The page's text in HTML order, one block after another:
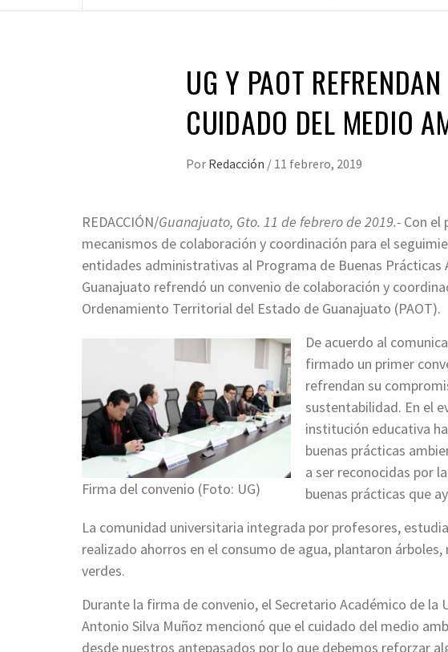
UG Y PAOT
CUIDADO DEL MEDIO
Por Redacción / 11 febrero, 2019
REDACCIÓN/Guanajuato, Gto. 11 de febrero de 2019.- Con el
mecanismos de colaboración y coordinación para el
entidades administrativas al Programa de Buenas Prácticas
Guanajuato refrendó un convenio de colaboración y
Ordenamiento Territorial del Estado de Guanajuato (PAOT).
Firma del convenio (Foto: UG)
De acuerdo al
firmado un primer
refrendan su
sustentabilidad. En el
institución educativa
buenas prácticas
a ser reconocidas por
buenas prácticas que
La comunidad universitaria integrada por profesores,
realizado ahorros en el consumo de agua, plantaron
verdes.
Durante la firma de convenio, el Secretario Académico de la
Antonio Silva Muñoz mencionó que el cuidado del medio
desde nuestros antepasados por lo que debemos reforzar